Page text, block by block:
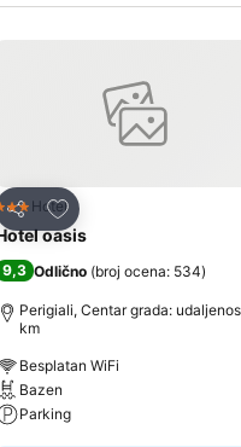
Deli
Dodati u favorite
Zvezdice
Hotel
oasis
9,3 Odlično (broj ocena: 534)
Perigiali, Centar grada:
km
Besplatan WiFi
Bazen
Parking